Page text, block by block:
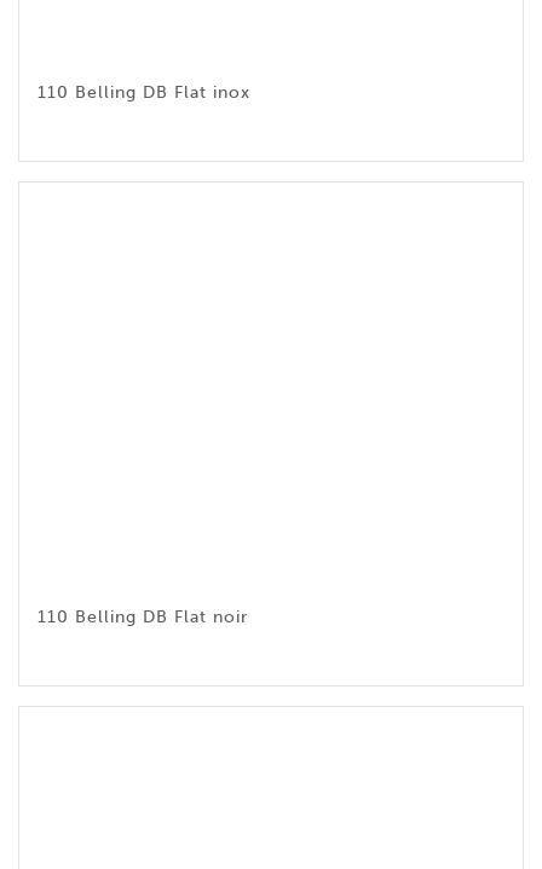
110 Belling DB Flat inox
110 Belling DB Flat noir